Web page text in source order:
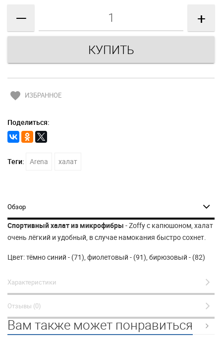
— +
favorite ИЗБРАННОЕ
Поделиться:
Теги: Arena халат
Обзор
Спортивный халат из микрофибры - Zoffy с капюшоном, халат
очень лёгкий и удобный, в случае намокания быстро сохнет.
Цвет: тёмно синий - (71), фиолетовый - (91), бирюзовый - (82)
Характеристики
Отзывы (0)
Вам также может понравиться